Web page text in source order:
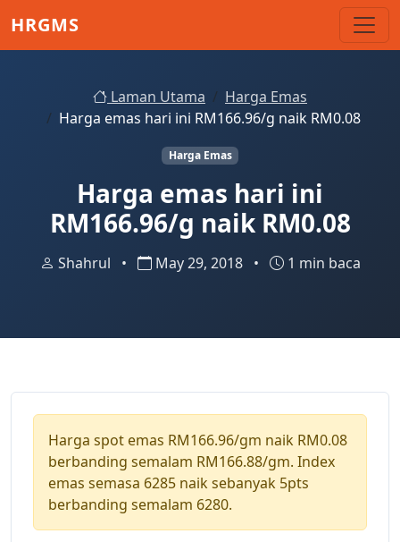
HRGMS
Laman Utama
Harga Emas
Harga emas hari ini RM166.96/g naik RM0.08
Harga Emas
Harga emas hari ini
RM166.96/g naik RM0.08
Shahrul • May 29, 2018 • 1 min baca
Harga spot emas RM166.96/gm naik RM0.08
berbanding semalam RM166.88/gm. Index
emas semasa 6285 naik sebanyak 5pts
berbanding semalam 6280.